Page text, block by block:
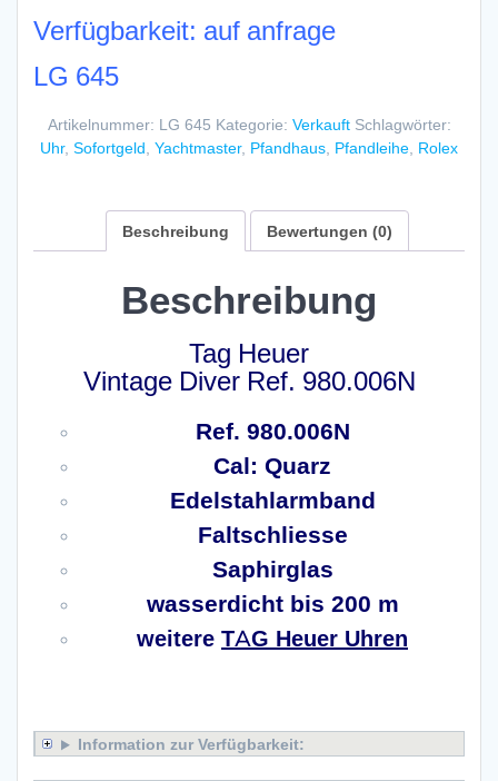
Verfügbarkeit: auf anfrage
LG 645
Artikelnummer: LG 645 Kategorie: Verkauft Schlagwörter:
Uhr, Sofortgeld Yachtmaster, Pfandhaus Pfandleihe Rolex
Beschreibung Bewertungen (0)
Beschreibung
Tag Heuer
Vintage Diver Ref. 980.006N
Ref. 980.006N
Cal: Quarz
Edelstahlarmband
Faltschliesse
Saphirglas
wasserdicht bis 200 m
weitere TAG Heuer Uhren
Information zur Verfügbarkeit: